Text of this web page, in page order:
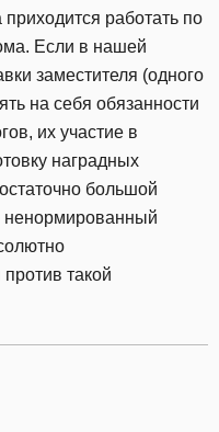
работать по
Если в нашей
заместителя (одного
на себя обязанности
их участие в
наградных
большой
ненормированный
такой